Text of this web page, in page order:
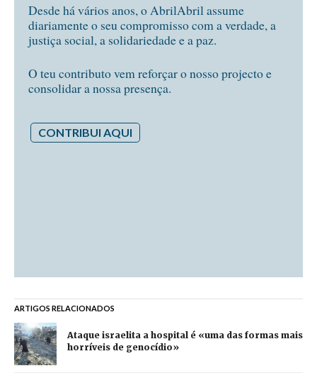
Desde há vários anos, o AbrilAbril assume
diariamente o seu compromisso com a verdade, a
justiça social, a solidariedade e a paz.
O teu contributo vem reforçar o nosso projecto e
consolidar a nossa presença.
CONTRIBUI AQUI
ARTIGOS RELACIONADOS
Ataque israelita a hospital é «uma das formas mais
horríveis de genocídio»